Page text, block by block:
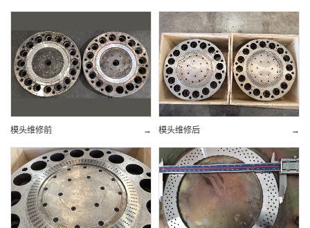
→
模头维修前 →
模头维修后